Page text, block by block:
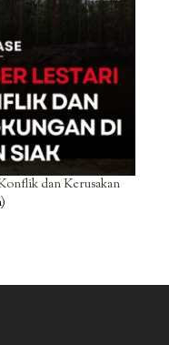
dan Kerusakan